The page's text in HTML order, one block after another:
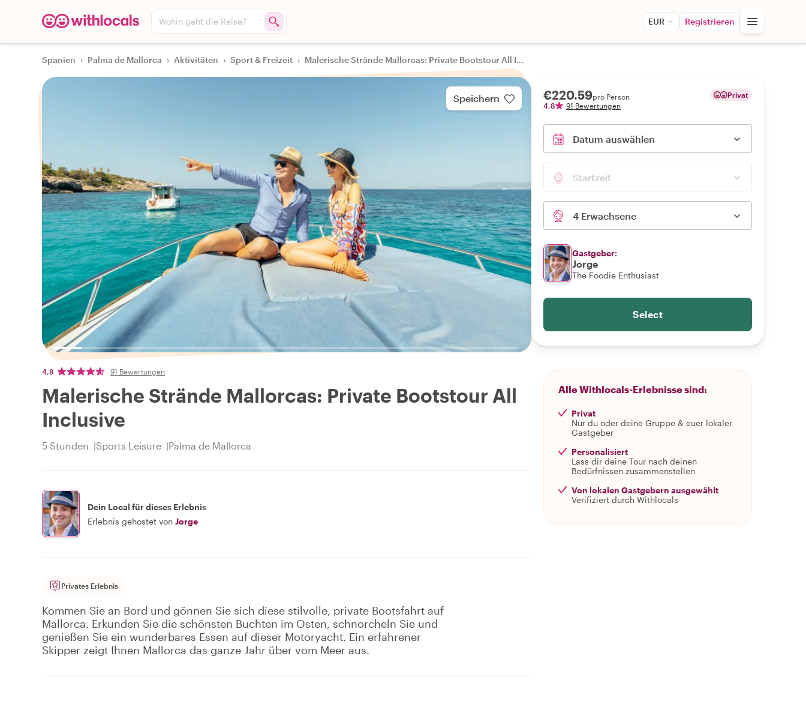
Wohin geht die Reise? EUR Registrieren
Spanien › Palma de Mallorca › Aktivitäten › Sport & Freizeit › Malerische Strände Mallorcas: Private Bootstour All Inclusive
Speichern
4,8 91 Bewertungen
Malerische Strände Mallorcas: Private Bootstour All
Inclusive
5 Stunden Sports Leisure Palma de Mallorca
Dein Local für dieses Erlebnis
Erlebnis gehostet von Jorge
Privates Erlebnis
Kommen Sie an Bord und gönnen Sie sich diese stilvolle, private Bootsfahrt auf
Mallorca. Erkunden Sie die schönsten Buchten im Osten, schnorcheln Sie und
genießen Sie ein wunderbares Essen auf dieser Motoryacht. Ein erfahrener
Skipper zeigt Ihnen Mallorca das ganze Jahr über vom Meer aus.
€220.59pro Person
4,8
91 Bewertungen
Privat
Datum auswählen
Startzeit
4 Erwachsene
Gastgeber:
Jorge
The Foodie Enthusiast
Select
Alle Withlocals-Erlebnisse sind:
Privat
Nur du oder deine Gruppe & euer lokaler
Gastgeber
Personalisiert
Lass dir deine Tour nach deinen
Bedürfnissen zusammenstellen
Von lokalen Gastgebern ausgewählt
Verifiziert durch Withlocals